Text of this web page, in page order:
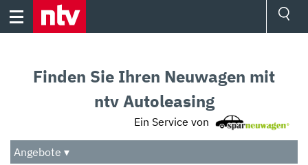
Skip
Audio
Das Beste
Finden Sie Ihren Neuwagen mit
ntv Autoleasing
Ein Service von
Angebote ▾